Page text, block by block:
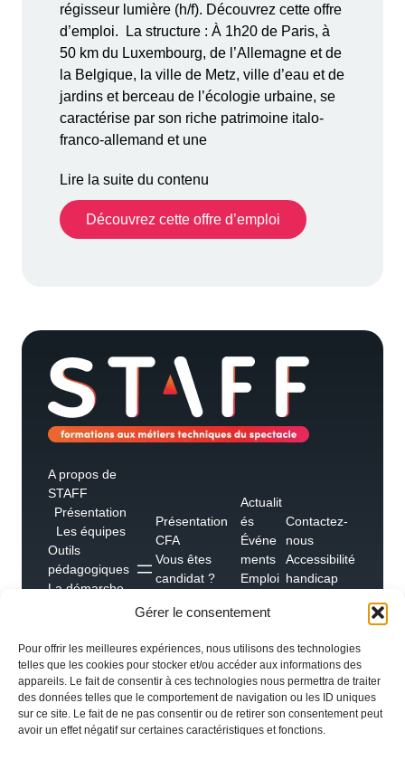
Gérer le consentement
Pour offrir les meilleures expériences, nous utilisons des technologies
telles que les cookies pour stocker et/ou accéder aux informations des
appareils. Le fait de consentir à ces technologies nous permettra de traiter
des données telles que le comportement de navigation ou les ID uniques
sur ce site. Le fait de ne pas consentir ou de retirer son consentement peut
avoir un effet négatif sur certaines caractéristiques et fonctions.
régisseur lumière (h/f). Découvrez cette offre
d’emploi. La structure : À 1h20 de Paris, à
50 km du Luxembourg, de l’Allemagne et de
la Belgique, la ville de Metz, ville d’eau et de
jardins et berceau de l’écologie urbaine, se
caractérise par son riche patrimoine italo-
franco-allemand et une
Lire la suite du contenu
Découvrez cette offre d’emploi
A propos de
STAFF
Présentation
Les équipes
Outils
pédagogiques
La démarche
partenaires &
réseaux
Présentation
CFA
Vous êtes
candidat ?
employeur ?
Actualit
és
Événe
ments
Emploi
Témoig
Contactez-
nous
Accessibilité
handicap